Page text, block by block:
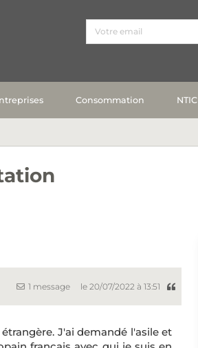
Consommation NTIC
1 message le 20/07/2022 à 13:51
J'ai demandé l'asile et